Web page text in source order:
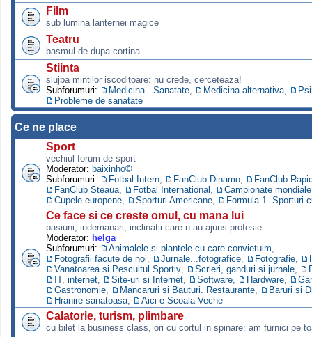
Film
sub lumina lanternei magice
Teatru
basmul de dupa cortina
Stiinta
slujba mintilor iscoditoare: nu crede, cerceteaza!
Subforumuri:
Medicina - Sanatate Medicina alternativa
Probleme de sanatate
Ce ne place
Sport
vechiul forum de sport
Moderator: baixinho©
Subforumuri:
Fotbal Intern FanClub Dinamo
FanClub
FanClub Steaua
Fotbal International
Campionate
Cupele europene
Sporturi Americane Formula 1. Sporturi
Ce face si ce creste omul, cu mana lui
pasiuni, indemanari, inclinatii care n-au ajuns profesie
Moderator: helga
Subforumuri:
Animalele si plantele cu care convietuim
Fotografii facute de noi
Jurnale...fotografice Fotografie
Vanatoarea si Pescuitul Sportiv
Scrieri, ganduri si jurnale
IT, internet
Site-uri si Internet Software Hardware
Gastronomie
Mancaruri si Bauturi. Restaurante
Baruri si
Hranire sanatoasa
Aici e Scoala Veche
Calatorie, turism, plimbare
cu bilet la business class, ori cu cortul in spinare: am furnici pe